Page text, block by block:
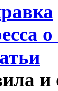
о
и